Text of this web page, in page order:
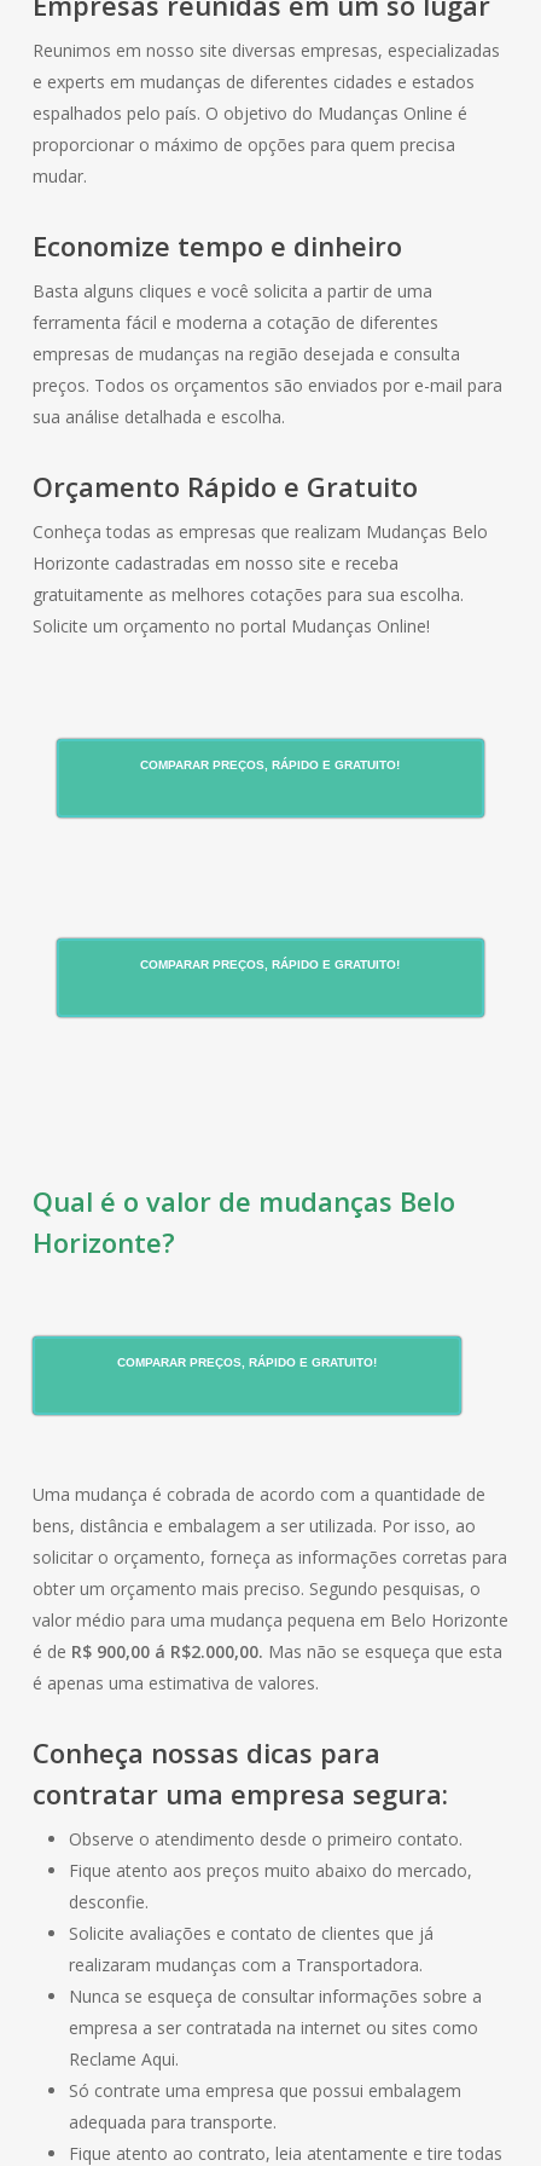
Reunimos em nosso site diversas empresas, especializadas
e experts em mudanças de diferentes cidades e estados
espalhados pelo país. O objetivo do Mudanças Online é
proporcionar o máximo de opções para quem precisa
mudar.
Economize tempo e dinheiro
Basta alguns cliques e você solicita a partir de uma
ferramenta fácil e moderna a cotação de diferentes
empresas de mudanças na região desejada e consulta
preços. Todos os orçamentos são enviados por e-mail para
sua análise detalhada e escolha.
Orçamento Rápido e Gratuito
Conheça todas as empresas que realizam Mudanças Belo
Horizonte cadastradas em nosso site e receba
gratuitamente as melhores cotações para sua escolha.
Solicite um orçamento no portal Mudanças Online!
COMPARAR PREÇOS, RÁPIDO E GRATUITO!
COMPARAR PREÇOS, RÁPIDO E GRATUITO!
Qual é o valor de mudanças Belo
Horizonte?
COMPARAR PREÇOS, RÁPIDO E GRATUITO!
Uma mudança é cobrada de acordo com a quantidade de
bens, distância e embalagem a ser utilizada. Por isso, ao
solicitar o orçamento, forneça as informações corretas para
obter um orçamento mais preciso. Segundo pesquisas, o
valor médio para uma mudança pequena em Belo Horizonte
é de R$ 900,00 á R$2.000,00. Mas não se esqueça que esta
é apenas uma estimativa de valores.
Conheça nossas dicas para
contratar uma empresa segura:
Observe o atendimento desde o primeiro contato.
Fique atento aos preços muito abaixo do mercado,
desconfie.
Solicite avaliações e contato de clientes que já
realizaram mudanças com a Transportadora.
Nunca se esqueça de consultar informações sobre a
empresa a ser contratada na internet ou sites como
Reclame Aqui.
Só contrate uma empresa que possui embalagem
adequada para transporte.
Fique atento ao contrato, leia atentamente e tire todas